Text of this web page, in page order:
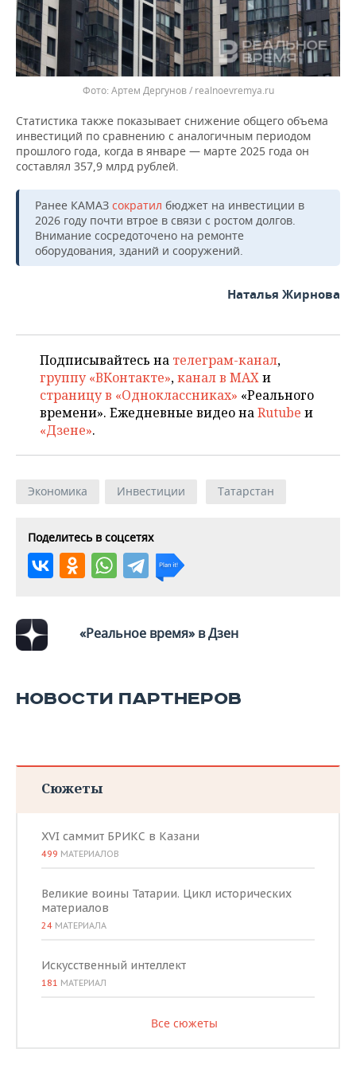
Артем Дергунов / realnoevremya.ru
Статистика также показывает снижение общего объема
инвестиций по сравнению с аналогичным периодом
прошлого года, когда в январе — марте 2025 года он
составлял 357,9 млрд рублей.
Ранее КАМАЗ сократил бюджет на инвестиции в
2026 году почти втрое в связи с ростом долгов.
Внимание сосредоточено на ремонте
оборудования, зданий и сооружений.
Наталья Жирнова
Подписывайтесь на телеграм-канал,
группу «ВКонтакте»,канал в MAXи
страницу в «Одноклассниках» «Реального
времени». Ежедневные видео наRutube и
«Дзене».
Экономика Инвестиции Татарстан
Поделитесь в соцсетях
«Реальное время» в Дзен
НОВОСТИ ПАРТНЕРОВ
Сюжеты
XVI саммит БРИКС в Казани
499 МАТЕРИАЛОВ
Великие воины Татарии. Цикл исторических
материалов
24 МАТЕРИАЛА
Искусственный интеллект
181 МАТЕРИАЛ
Все сюжеты